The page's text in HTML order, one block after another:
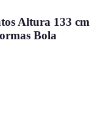
Altura 133 cm
Bola